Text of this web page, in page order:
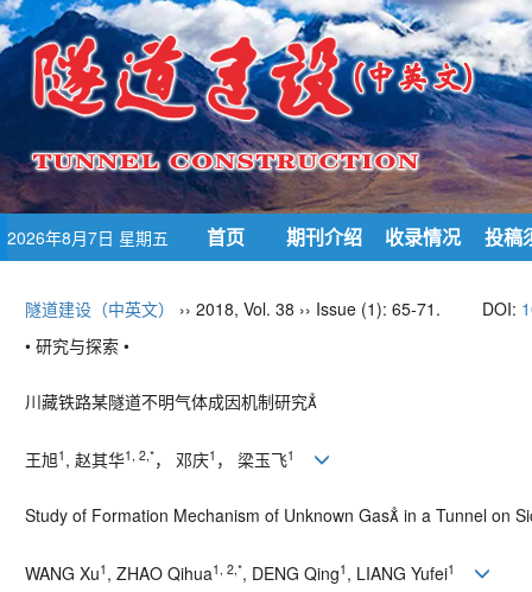
2026年8月7日 星期五 首页 期刊介绍 收录情况 投稿
隧道建设（中英文） ›› 2018, Vol. 38 ›› Issue (1): 65-71. DOI:
• 研究与探索 •
川藏铁路某隧道不明气体成因机制研究
王旭1 , 赵其华1, 2,*， 邓庆1 ， 梁玉飞1
Study of Formation Mechanism of Unknown Gas in a Tunnel on
WANG Xu1 , ZHAO Qihua1, 2,*, DENG Qing1 , LIANG Yufei1